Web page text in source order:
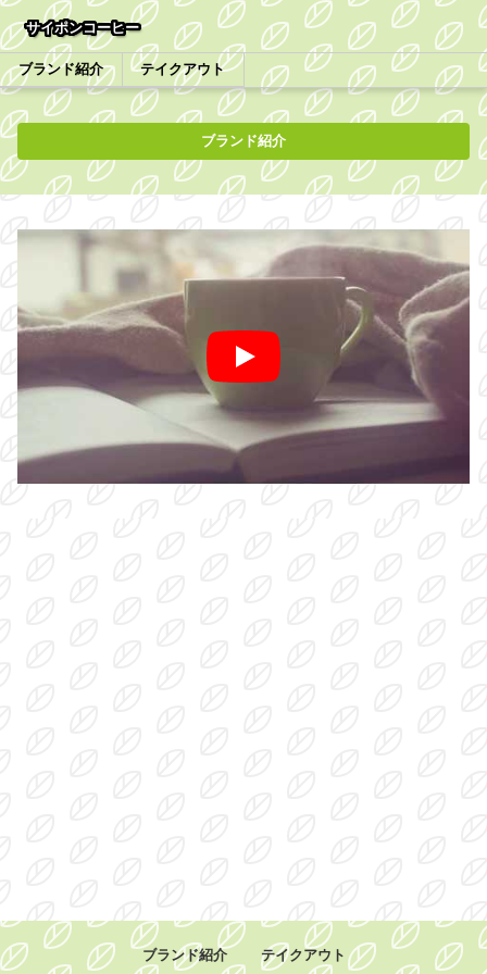
サイポンコーヒー
ブランド紹介 テイクアウト
ブランド紹介
ブランド紹介 テイクアウト